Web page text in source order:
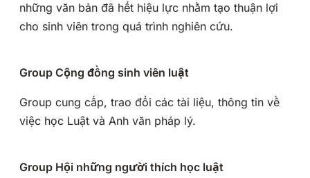
những văn bản đã hết hiệu lực nhằm tạo thuận lợi
cho sinh viên trong quá trình nghiên cứu.
Group Cộng đồng sinh viên luật
Group cung cấp, trao đổi các tài liệu, thông tin về
việc học Luật và Anh văn pháp lý.
Group Hội những người thích học luật